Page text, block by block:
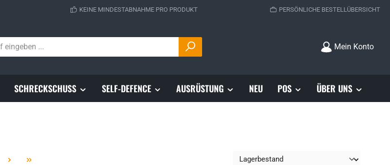
KEINE MINDESTABNAHME PRO PRODUKT PERSÖNLICHE BESTELLÜBERSICHT
Mein Konto
SCHRECKSCHUSS SELF-DEFENCE AUSRÜSTUNG NEU POS ÜBER UNS